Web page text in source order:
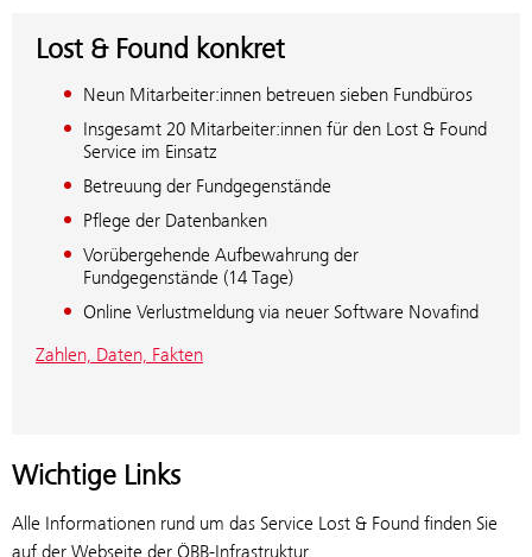
Lost & Found konkret
Neun Mitarbeiter:innen betreuen sieben Fundbüros
Insgesamt 20 Mitarbeiter:innen für den Lost & Found
Service im Einsatz
Betreuung der Fundgegenstände
Pflege der Datenbanken
Vorübergehende Aufbewahrung der
Fundgegenstände (14 Tage)
Online Verlustmeldung via neuer Software Novafind
Zahlen, Daten, Fakten
Wichtige Links
Alle Informationen rund um das Service Lost & Found finden Sie
auf der Webseite der ÖBB-Infrastruktur.